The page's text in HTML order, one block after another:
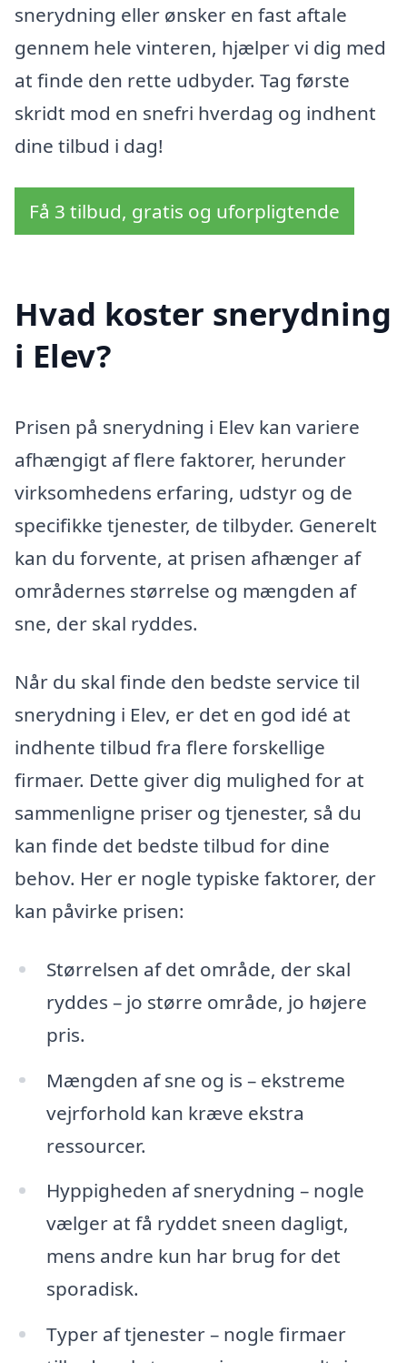
snerydning eller ønsker en fast aftale
gennem hele vinteren, hjælper vi dig med
at finde den rette udbyder. Tag første
skridt mod en snefri hverdag og indhent
dine tilbud i dag!
Få 3 tilbud, gratis og uforpligtende
Hvad koster snerydning
i Elev?
Prisen på snerydning i Elev kan variere
afhængigt af flere faktorer, herunder
virksomhedens erfaring, udstyr og de
specifikke tjenester, de tilbyder. Generelt
kan du forvente, at prisen afhænger af
områdernes størrelse og mængden af
sne, der skal ryddes.
Når du skal finde den bedste service til
snerydning i Elev, er det en god idé at
indhente tilbud fra flere forskellige
firmaer. Dette giver dig mulighed for at
sammenligne priser og tjenester, så du
kan finde det bedste tilbud for dine
behov. Her er nogle typiske faktorer, der
kan påvirke prisen:
Størrelsen af det område, der skal
ryddes – jo større område, jo højere
pris.
Mængden af sne og is – ekstreme
vejrforhold kan kræve ekstra
ressourcer.
Hyppigheden af snerydning – nogle
vælger at få ryddet sneen dagligt,
mens andre kun har brug for det
sporadisk.
Typer af tjenester – nogle firmaer